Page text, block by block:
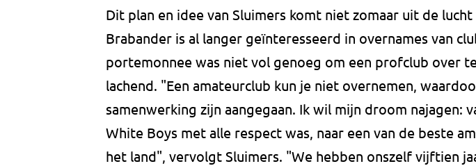
Dit plan en idee van Sluimers komt niet zomaar uit de lucht
Brabander is al langer geïnteresseerd in overnames van
portemonnee was niet vol genoeg om een profclub over
lachend. "Een amateurclub kun je niet overnemen,
samenwerking zijn aangegaan. Ik wil mijn droom najagen:
White Boys met alle respect was, naar een van de beste
het land", vervolgt Sluimers. "We hebben onszelf vijftien